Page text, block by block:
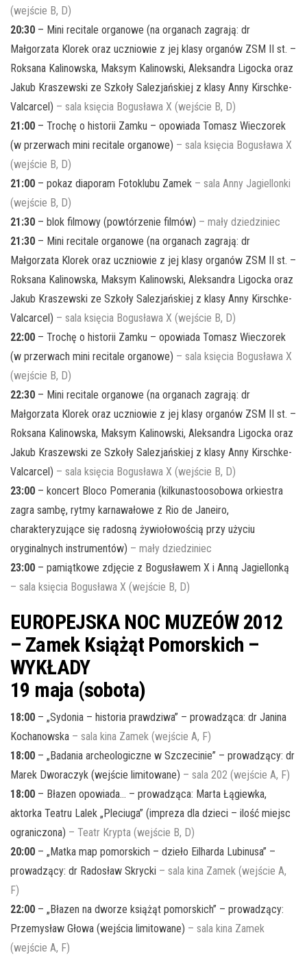
(wejście B, D)
20:30 – Mini recitale organowe (na organach zagrają: dr
Małgorzata Klorek oraz uczniowie z jej klasy organów ZSM II st. –
Roksana Kalinowska, Maksym Kalinowski, Aleksandra Ligocka oraz
Jakub Kraszewski ze Szkoły Salezjańskiej z klasy Anny Kirschke-
Valcarcel) – sala księcia Bogusława X (wejście B, D)
21:00 – Trochę o historii Zamku – opowiada Tomasz Wieczorek
(w przerwach mini recitale organowe) – sala księcia Bogusława X
(wejście B, D)
21:00 – pokaz diaporam Fotoklubu Zamek – sala Anny Jagiellonki
(wejście B, D)
21:30 – blok filmowy (powtórzenie filmów) – mały dziedziniec
21:30 – Mini recitale organowe (na organach zagrają: dr
Małgorzata Klorek oraz uczniowie z jej klasy organów ZSM II st. –
Roksana Kalinowska, Maksym Kalinowski, Aleksandra Ligocka oraz
Jakub Kraszewski ze Szkoły Salezjańskiej z klasy Anny Kirschke-
Valcarcel) – sala księcia Bogusława X (wejście B, D)
22:00 – Trochę o historii Zamku – opowiada Tomasz Wieczorek
(w przerwach mini recitale organowe) – sala księcia Bogusława X
(wejście B, D)
22:30 – Mini recitale organowe (na organach zagrają: dr
Małgorzata Klorek oraz uczniowie z jej klasy organów ZSM II st. –
Roksana Kalinowska, Maksym Kalinowski, Aleksandra Ligocka oraz
Jakub Kraszewski ze Szkoły Salezjańskiej z klasy Anny Kirschke-
Valcarcel) – sala księcia Bogusława X (wejście B, D)
23:00 – koncert Bloco Pomerania (kilkunastoosobowa orkiestra
zagra sambę, rytmy karnawałowe z Rio de Janeiro,
charakteryzujące się radosną żywiołowością przy użyciu
oryginalnych instrumentów) – mały dziedziniec
23:00 – pamiątkowe zdjęcie z Bogusławem X i Anną Jagiellonką
– sala księcia Bogusława X (wejście B, D)
EUROPEJSKA NOC MUZEÓW 2012
– Zamek Książąt Pomorskich –
WYKŁADY
19 maja (sobota)
18:00 – „Sydonia – historia prawdziwa” – prowadząca: dr Janina
Kochanowska – sala kina Zamek (wejście A, F)
18:00 – „Badania archeologiczne w Szczecinie” – prowadzący: dr
Marek Dworaczyk (wejście limitowane) – sala 202 (wejście A, F)
18:00 – Błazen opowiada… – prowadząca: Marta Łągiewka,
aktorka Teatru Lalek „Pleciuga” (impreza dla dzieci – ilość miejsc
ograniczona) – Teatr Krypta (wejście B, D)
20:00 – „Matka map pomorskich – dzieło Eilharda Lubinusa” –
prowadzący: dr Radosław Skrycki – sala kina Zamek (wejście A,
F)
22:00 – „Błazen na dworze książąt pomorskich” – prowadzący:
Przemysław Głowa (wejścia limitowane) – sala kina Zamek
(wejście A, F)